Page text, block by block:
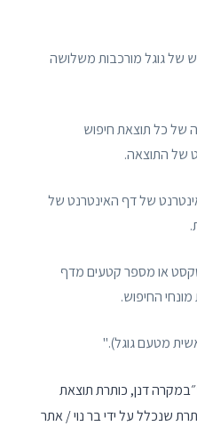
של גוגל מורכבות משלושה
כל תוצאת חיפוש
של התוצאה.
של דף האינטרנט של
או מספר קטעים מדף
החיפוש.
דנן, כותרת תוצאת
שנכלל על ידי בר נוי / אתר